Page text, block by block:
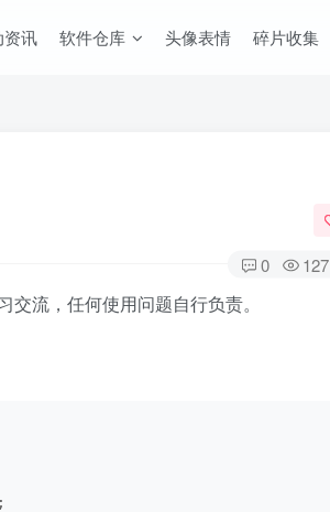
资讯 软件仓库 头像表情 碎片收集
0 127
流，任何使用问题自行负责。
;